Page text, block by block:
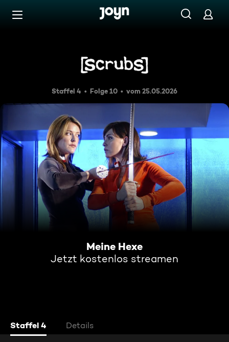
Zum Inhalt springen
Meine Hexe
Staffel 4 Folge 10 vom 25.05.2026
Meine Hexe
Jetzt kostenlos streamen
Staffel 4 Details